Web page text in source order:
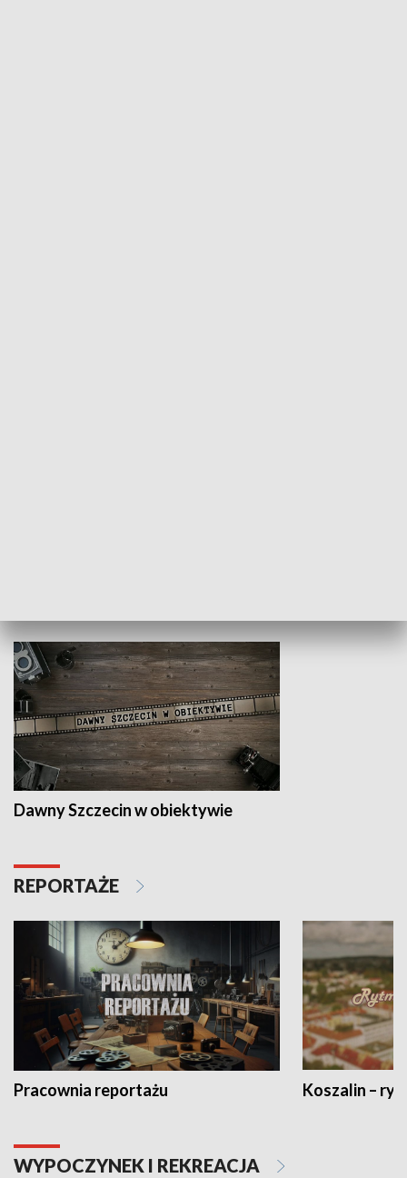
Dawny Szczecin w obiektywie
REPORTAŻE
Pracownia reportażu Koszalin –
WYPOCZYNEK I REKREACJA